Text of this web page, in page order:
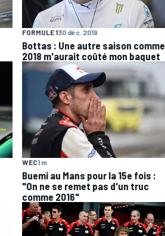
FORMULE 130 déc. 2019
Bottas : Une autre saison comme
2018 m'aurait coûté mon baquet
WEC1 m
Buemi au Mans pour la 15e fois :
"On ne se remet pas d'un truc
comme 2016"